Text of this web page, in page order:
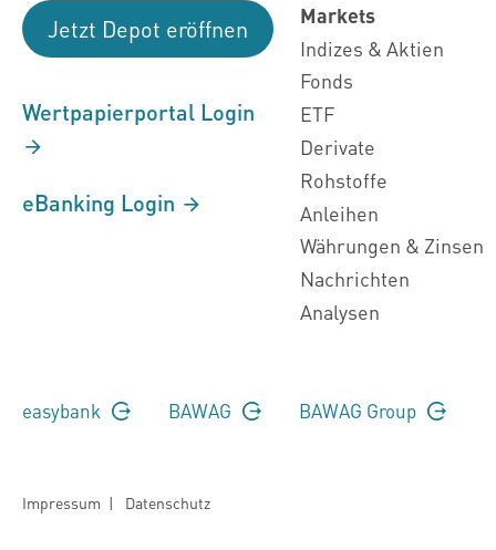
Jetzt Depot eröffnen
Wertpapierportal Login
eBanking Login
Markets
Indizes & Aktien
Fonds
ETF
Derivate
Rohstoffe
Anleihen
Währungen & Zinsen
Nachrichten
Analysen
easybank BAWAG BAWAG Group
Impressum | Datenschutz